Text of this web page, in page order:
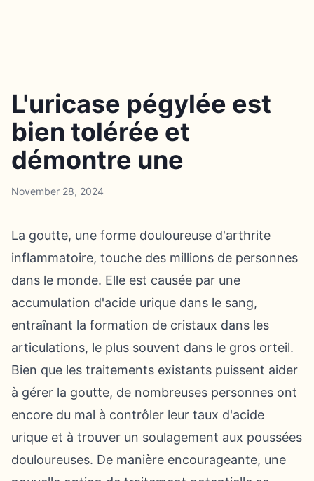
L'uricase pégylée est
bien tolérée et
démontre une
November 28, 2024
La goutte, une forme douloureuse d'arthrite
inflammatoire, touche des millions de personnes
dans le monde. Elle est causée par une
accumulation d'acide urique dans le sang,
entraînant la formation de cristaux dans les
articulations, le plus souvent dans le gros orteil.
Bien que les traitements existants puissent aider
à gérer la goutte, de nombreuses personnes ont
encore du mal à contrôler leur taux d'acide
urique et à trouver un soulagement aux poussées
douloureuses. De manière encourageante, une